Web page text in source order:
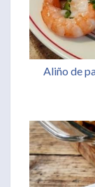
Aliño de